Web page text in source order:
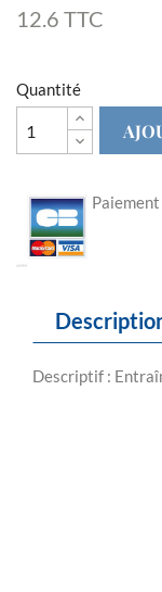
12.6 TTC
Quantité
Descriptif :